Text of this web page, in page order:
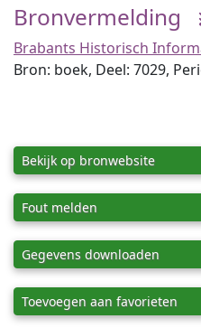
Bronvermelding
Brabants Historisch
Bron: boek, Deel: 7029,
Bekijk op bronwebsite
Fout melden
Gegevens downloaden
Toevoegen aan favorieten